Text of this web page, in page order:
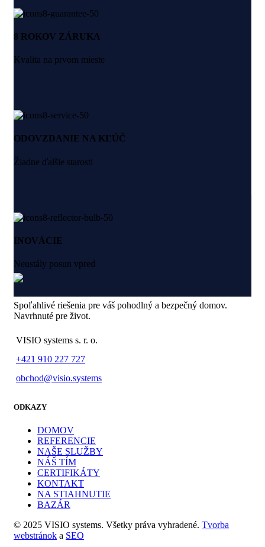
8 ROKOV ZÁRUKA
Kvalita na prvom mieste
ODOVZDANIE NA KĽÚČ
Žiadne ďalšie starosti
INOVÁCIE
Neustály posun vpred
Spoľahlivé riešenia pre váš pohodlný a bezpečný domov.
Navrhnuté pre život.
VISIO systems s. r. o.
+421 910 227 727
obchod@visio.systems
ODKAZY
DOMOV
REFERENCIE
NAŠE SLUŽBY
NÁŠ TÍM
CERTIFIKÁTY
KONTAKT
NA STIAHNUTIE
BAZÁR
© 2025 VISIO systems. Všetky práva vyhradené. Tvorba
webstránok a SEO